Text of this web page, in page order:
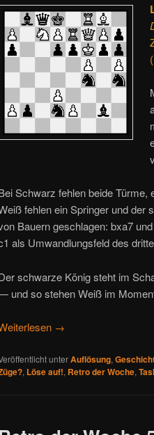
Schwarz fehlen beide Türme,
fehlen ein Springer und der
Bauern geschlagen: bxa7
als Umwandlungsfeld des
schwarze König steht im
und so stehen Weiß im
→
unterAuflösung,
, Löse auf!, Retro der Woche,